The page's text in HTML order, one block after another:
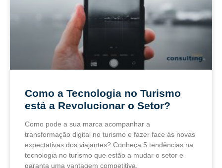
Como a Tecnologia no Turismo
está a Revolucionar o Setor?
Como pode a sua marca acompanhar a
transformação digital no turismo e fazer face às novas
expectativas dos viajantes? Conheça 5 tendências na
tecnologia no turismo que estão a mudar o setor e
garanta uma vantagem competitiva.